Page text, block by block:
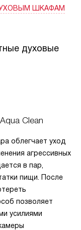
ШКАФАМ
духовые
Clean
облегчает уход
агрессивных
в пар,
пищи. После
позволяет
усилиями